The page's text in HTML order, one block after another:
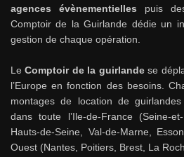
agences évènementielles puis
Comptoir de la Guirlande dédie un
gestion de chaque opération.
LeComptoir de la guirlandese
l’Europe en fonction des besoins.
montages de location de guirlandes
dans toute l’Ile-de-France (Seine-
Hauts-de-Seine, Val-de-Marne,
Ouest (Nantes, Poitiers, Brest, La